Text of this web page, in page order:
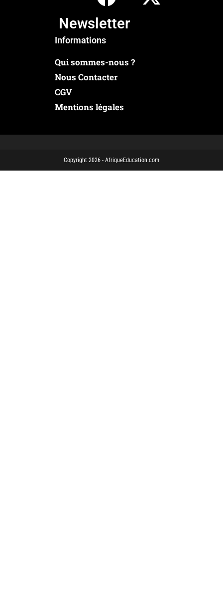
Newsletter
Informations
Qui sommes-nous ?
Nous Contacter
CGV
Mentions légales
Copyright 2026 - AfriqueEducation.com